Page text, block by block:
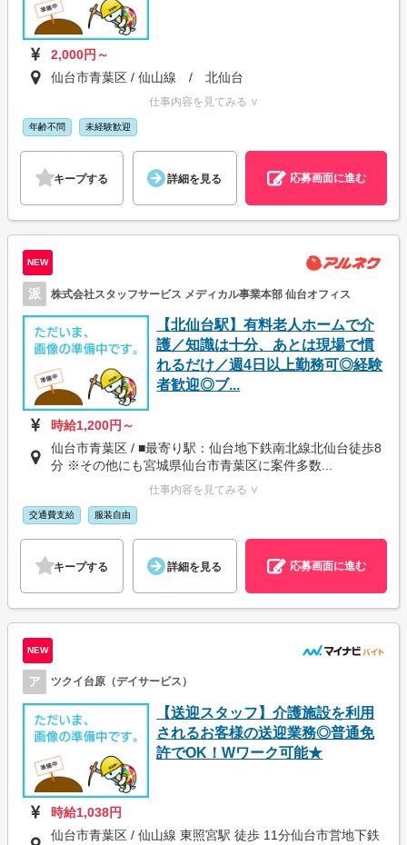
2,000円～
仙台市青葉区 / 仙山線 / 北仙台
仕事内容を見てみる ∨
年齢不問 未経験歓迎
キープする 詳細を見る 応募画面に進む
NEW
派 株式会社スタッフサービス メディカル事業本部 仙台オフィス
【北仙台駅】有料老人ホームで介
護／知識は十分、あとは現場で慣
れるだけ／週4日以上勤務可◎経験
者歓迎◎ブ...
時給1,200円～
仙台市青葉区 / ■最寄り駅：仙台地下鉄南北線北仙台徒歩8
分 ※その他にも宮城県仙台市青葉区に案件多数...
仕事内容を見てみる ∨
交通費支給 服装自由
キープする 詳細を見る 応募画面に進む
NEW
ア ツクイ台原（デイサービス）
【送迎スタッフ】介護施設を利用
されるお客様の送迎業務◎普通免
許でOK！Wワーク可能★
時給1,038円
仙台市青葉区 / 仙山線 東照宮駅 徒歩 11分仙台市営地下鉄